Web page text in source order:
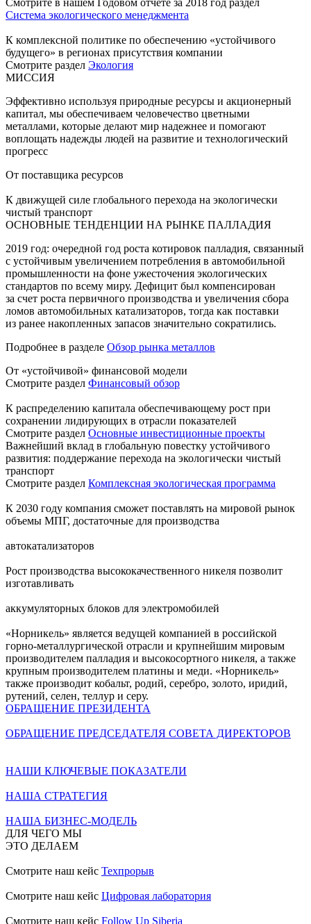
Смотрите в нашем Годовом отчете за 2018 год раздел
Система экологического менеджмента
К комплексной политике по обеспечению «устойчивого
будущего» в регионах присутствия компании
Смотрите раздел Экология
МИССИЯ
Эффективно используя природные ресурсы и акционерный
капитал, мы обеспечиваем человечество цветными
металлами, которые делают мир надежнее и помогают
воплощать надежды людей на развитие и технологический
прогресс
От поставщика ресурсов
К движущей силе глобального перехода на экологически
чистый транспорт
ОСНОВНЫЕ ТЕНДЕНЦИИ НА РЫНКЕ ПАЛЛАДИЯ
2019 год: очередной год роста котировок палладия, связанный
с устойчивым увеличением потребления в автомобильной
промышленности на фоне ужесточения экологических
стандартов по всему миру. Дефицит был компенсирован
за счет роста первичного производства и увеличения сбора
ломов автомобильных катализаторов, тогда как поставки
из ранее накопленных запасов значительно сократились.
Подробнее в разделе Обзор рынка металлов
От «устойчивой» финансовой модели
Смотрите раздел Финансовый обзор
К распределению капитала обеспечивающему рост при
сохранении лидирующих в отрасли показателей
Смотрите раздел Основные инвестиционные проекты
Важнейший вклад в глобальную повестку устойчивого
развития: поддержание перехода на экологически чистый
транспорт
Смотрите раздел Комплексная экологическая программа
К 2030 году компания сможет поставлять на мировой рынок
объемы МПГ, достаточные для производства
автокатализаторов
Рост производства высококачественного никеля позволит
изготавливать
аккумуляторных блоков для электромобилей
«Норникель» является ведущей компанией в российской
горно-металлургической отрасли и крупнейшим мировым
производителем палладия и высокосортного никеля, а также
крупным производителем платины и меди. «Норникель»
также производит кобальт, родий, серебро, золото, иридий,
рутений, селен, теллур и серу.
ОБРАЩЕНИЕ ПРЕЗИДЕНТА
ОБРАЩЕНИЕ ПРЕДСЕДАТЕЛЯ СОВЕТА ДИРЕКТОРОВ
НАШИ КЛЮЧЕВЫЕ ПОКАЗАТЕЛИ
НАША СТРАТЕГИЯ
НАША БИЗНЕС-МОДЕЛЬ
ДЛЯ ЧЕГО МЫ
ЭТО ДЕЛАЕМ
Смотрите наш кейс Техпрорыв
Смотрите наш кейс Цифровая лаборатория
Смотрите наш кейс Follow Up Siberia